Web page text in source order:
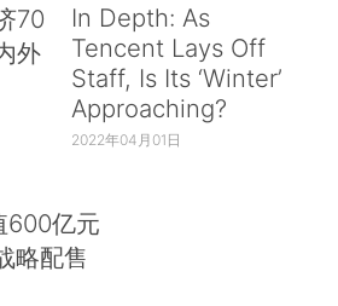
70
外
In Depth: As
Tencent Lays Off
Staff, Is Its ‘Winter’
Approaching?
2022年04月01日
600亿元
略配售